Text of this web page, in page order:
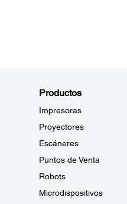
Productos
Impresoras
Proyectores
Escáneres
Puntos de Venta
Robots
Microdispositivos